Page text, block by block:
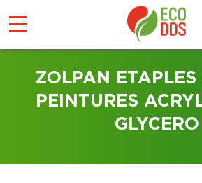
ZOLPAN ETAPLES
PEINTURES
GLYCERO